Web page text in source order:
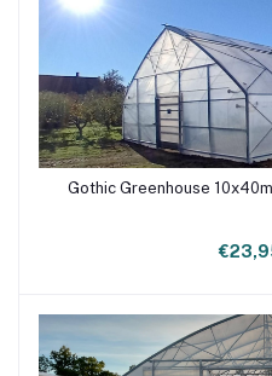
Add
Gothic Greenhouse